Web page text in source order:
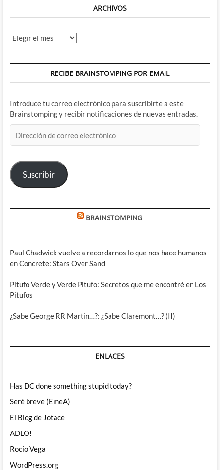
ARCHIVOS
Archivos
RECIBE BRAINSTOMPING POR EMAIL
Introduce tu correo electrónico para suscribirte a este
Brainstomping y recibir notificaciones de nuevas entradas.
de
electrónico
Suscribir
BRAINSTOMPING
Paul Chadwick vuelve a recordarnos lo que nos hace humanos
en Concrete: Stars Over Sand
Pitufo Verde y Verde Pitufo: Secretos que me encontré en Los
Pitufos
¿Sabe George RR Martin…?: ¿Sabe Claremont…? (II)
ENLACES
Has DC done something stupid today?
Seré breve (EmeA)
El Blog de Jotace
ADLO!
Rocío Vega
WordPress.org